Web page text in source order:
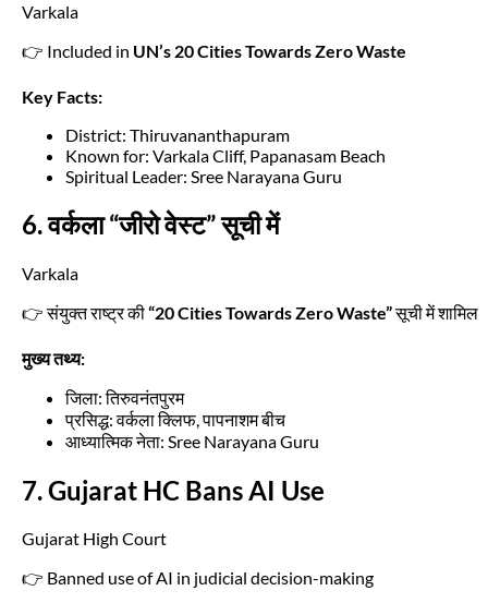
Varkala
👉 Included in UN’s 20 Cities Towards Zero Waste
Key Facts:
District: Thiruvananthapuram
Known for: Varkala Cliff, Papanasam Beach
Spiritual Leader: Sree Narayana Guru
6. वर्कला “जीरो वेस्ट” सूची में
Varkala
👉 संयुक्त राष्ट्र की“20 Cities Towards Zero Waste”सूची में शामिल
मुख्य तथ्य:
जिला: तिरुवनंतपुरम
प्रसिद्ध: वर्कला क्लिफ, पापनाशम बीच
आध्यात्मिक नेता: Sree Narayana Guru
7. Gujarat HC Bans AI Use
Gujarat High Court
👉 Banned use of AI in judicial decision-making